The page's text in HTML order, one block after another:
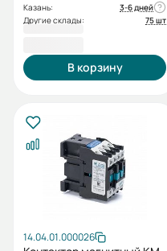
Казань:
3-6 дней
Другие склады:
75 шт
В корзину
14.04.01.000026